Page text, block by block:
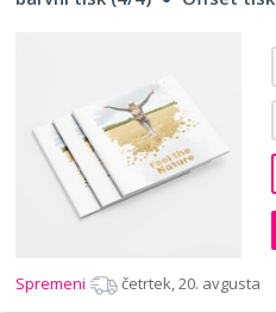
Spremeni četrtek, 20. avgusta